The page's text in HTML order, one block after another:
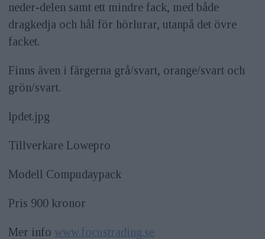
neder-delen samt ett mindre fack, med både
dragkedja och hål för hörlurar, utanpå det övre
facket.
Finns även i färgerna grå/svart, orange/svart och
grön/svart.
lpdet.jpg
Tillverkare Lowepro
Modell Compudaypack
Pris 900 kronor
Mer info www.focustrading.se